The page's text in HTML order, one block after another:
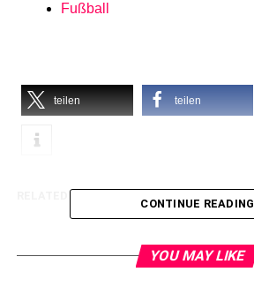
Fußball
teilen teilen
RELATED TOPICS:
CONTINUE READING
YOU MAY LIKE